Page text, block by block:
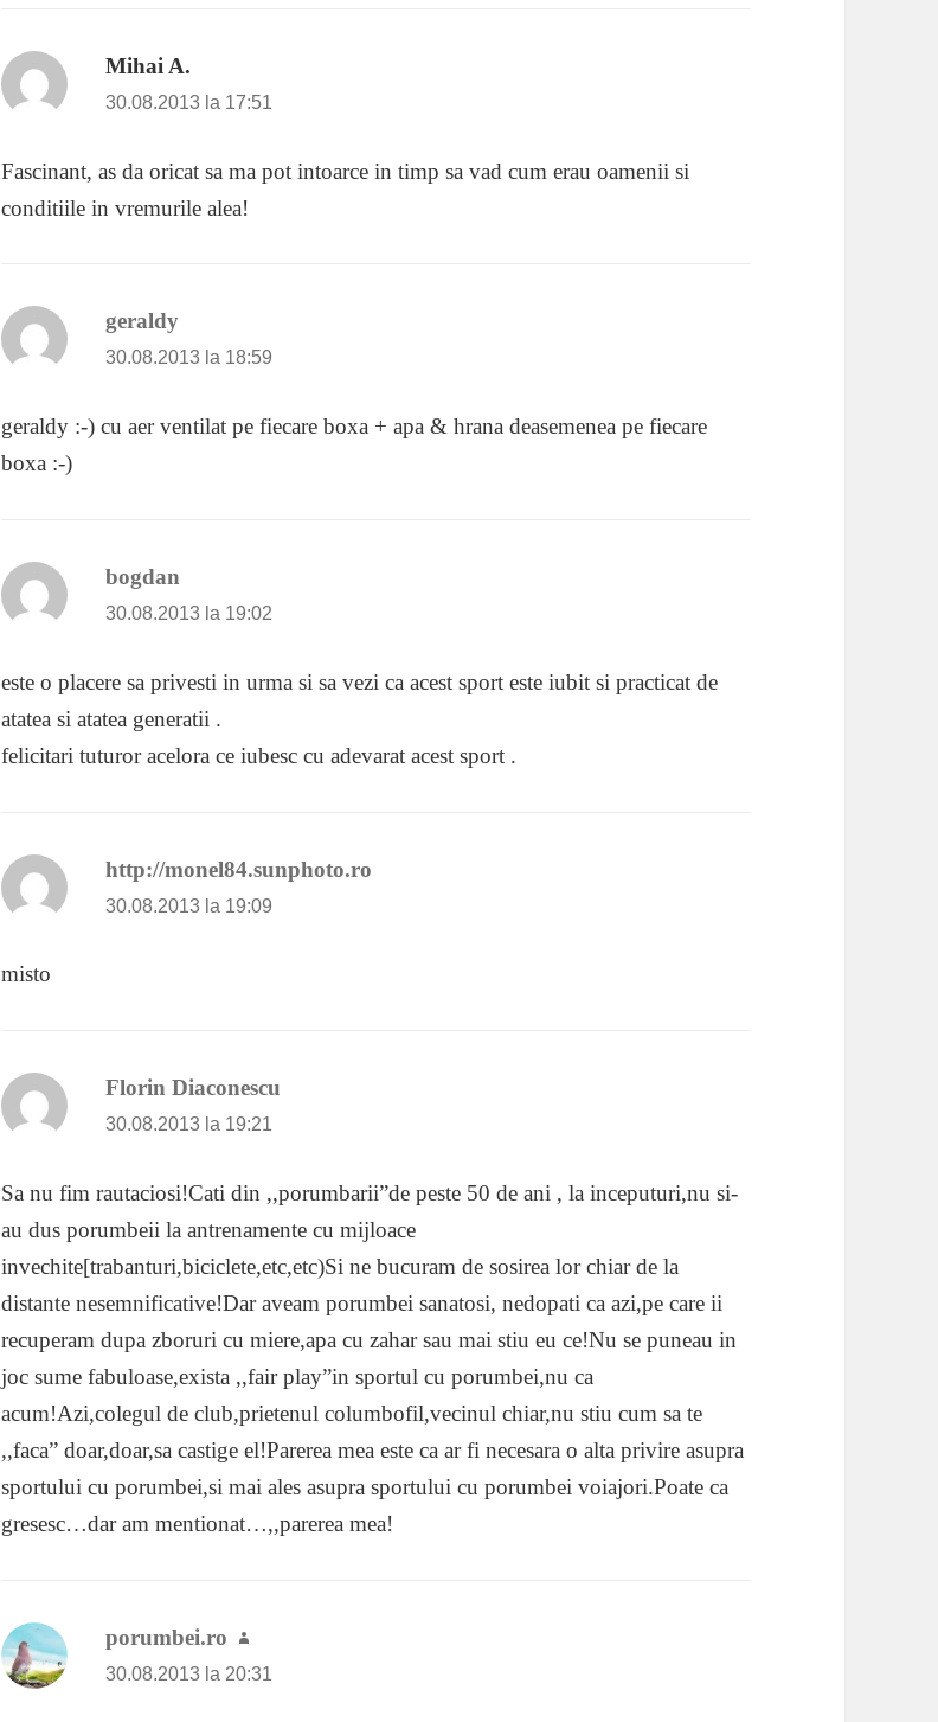
Mihai A.
30.08.2013 la 17:51
Fascinant, as da oricat sa ma pot intoarce in timp sa vad cum erau oamenii si
conditiile in vremurile alea!
geraldy
30.08.2013 la 18:59
geraldy :-) cu aer ventilat pe fiecare boxa + apa & hrana deasemenea pe fiecare
boxa :-)
bogdan
30.08.2013 la 19:02
este o placere sa privesti in urma si sa vezi ca acest sport este iubit si practicat de
atatea si atatea generatii .
felicitari tuturor acelora ce iubesc cu adevarat acest sport .
http://monel84.sunphoto.ro
30.08.2013 la 19:09
misto
Florin Diaconescu
30.08.2013 la 19:21
Sa nu fim rautaciosi!Cati din ,,porumbarii”de peste 50 de ani , la inceputuri,nu si-
au dus porumbeii la antrenamente cu mijloace
invechite[trabanturi,biciclete,etc,etc)Si ne bucuram de sosirea lor chiar de la
distante nesemnificative!Dar aveam porumbei sanatosi, nedopati ca azi,pe care ii
recuperam dupa zboruri cu miere,apa cu zahar sau mai stiu eu ce!Nu se puneau in
joc sume fabuloase,exista ,,fair play”in sportul cu porumbei,nu ca
acum!Azi,colegul de club,prietenul columbofil,vecinul chiar,nu stiu cum sa te
,,faca” doar,doar,sa castige el!Parerea mea este ca ar fi necesara o alta privire asupra
sportului cu porumbei,si mai ales asupra sportului cu porumbei voiajori.Poate ca
gresesc…dar am mentionat…,,parerea mea!
porumbei.ro spune:
30.08.2013 la 20:31